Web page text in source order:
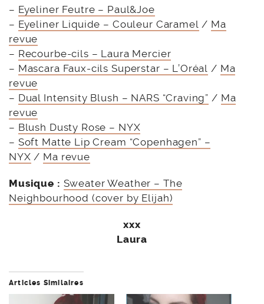
– Eyeliner Feutre – Paul&Joe
– Eyeliner Liquide – Couleur Caramel / Ma
revue
– Recourbe-cils – Laura Mercier
– Mascara Faux-cils Superstar – L’Oréal / Ma
revue
– Dual Intensity Blush – NARS “Craving” / Ma
revue
– Blush Dusty Rose – NYX
– Soft Matte Lip Cream “Copenhagen” –
NYX / Ma revue
Musique : Sweater Weather – The
Neighbourhood (cover by Elijah)
xxx
Laura
Articles Similaires